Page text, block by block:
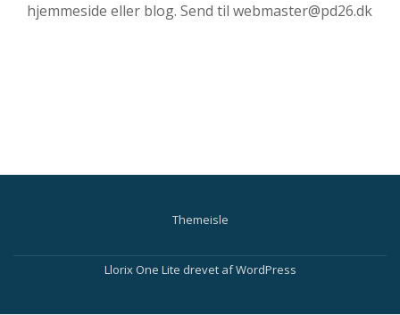
hjemmeside eller blog. Send til webmaster@pd26.dk
Themeisle
Sekundær
Llorix One Lite drevet afWordPress